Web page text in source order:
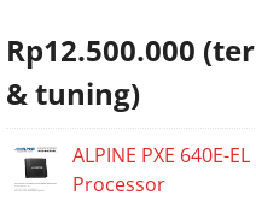
Rp12.500.000
& tuning)
ALPINE PXE 640E-
Processor